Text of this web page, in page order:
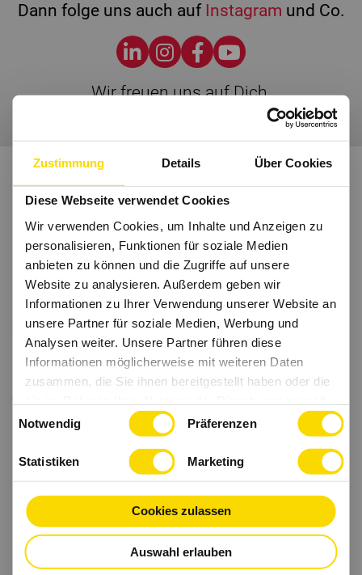
Zustimmung Details Über Cookies
Diese Webseite verwendet Cookies
Wir verwenden Cookies, um Inhalte und Anzeigen zu
personalisieren, Funktionen für soziale Medien
anbieten zu können und die Zugriffe auf unsere
Website zu analysieren. Außerdem geben wir
Informationen zu Ihrer Verwendung unserer Website an
unsere Partner für soziale Medien, Werbung und
Analysen weiter. Unsere Partner führen diese
Informationen möglicherweise mit weiteren Daten
zusammen, die Sie ihnen bereitgestellt haben oder die
haben.
Notwendig Präferenzen
Statistiken Marketing
Cookies zulassen
Auswahl erlauben
Dann folge uns auch auf Instagram und Co.
Wir freuen uns auf Dich.